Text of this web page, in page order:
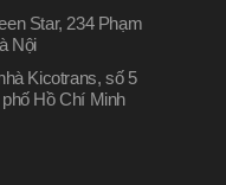
Star, 234 Phạm
Nội
Kicotrans, số 5
Hồ Chí Minh